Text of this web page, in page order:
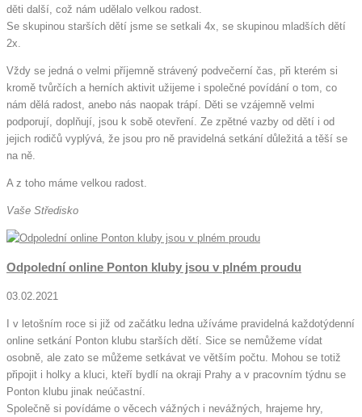
děti další, což nám udělalo velkou radost.
Se skupinou starších dětí jsme se setkali 4x, se skupinou mladších dětí
2x.
Vždy se jedná o velmi příjemně strávený podvečerní čas, při kterém si
kromě tvůrčích a herních aktivit užijeme i společné povídání o tom, co
nám dělá radost, anebo nás naopak trápí. Děti se vzájemně velmi
podporují, doplňují, jsou k sobě otevření. Ze zpětné vazby od dětí i od
jejich rodičů vyplývá, že jsou pro ně pravidelná setkání důležitá a těší se
na ně.
A z toho máme velkou radost.
Vaše Středisko
Odpolední online Ponton kluby jsou v plném proudu
03.02.2021
I v letošním roce si již od začátku ledna užíváme pravidelná každotýdenní
online setkání Ponton klubu starších dětí. Sice se nemůžeme vídat
osobně, ale zato se můžeme setkávat ve větším počtu. Mohou se totiž
připojit i holky a kluci, kteří bydlí na okraji Prahy a v pracovním týdnu se
Ponton klubu jinak neúčastní.
Společně si povídáme o věcech vážných i nevážných, hrajeme hry,